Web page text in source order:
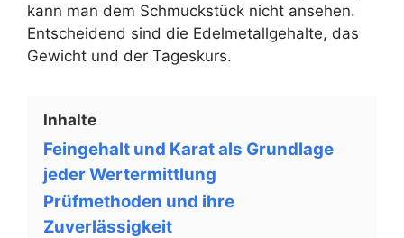
kann man dem Schmuckstück nicht ansehen.
Entscheidend sind die Edelmetallgehalte, das
Gewicht und der Tageskurs.
Inhalte
Feingehalt und Karat als Grundlage
jeder Wertermittlung
Prüfmethoden und ihre
Zuverlässigkeit